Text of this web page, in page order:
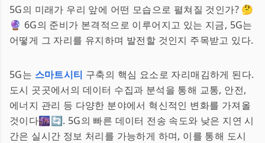
5G의 미래가 우리 앞에 어떤 모습으로 펼쳐질 것인가? 🤔
🔮 6G의 준비가 본격적으로 이루어지고 있는 지금, 5G는
어떻게 그 자리를 유지하며 발전할 것인지 주목받고 있다.
5G는 스마트시티 구축의 핵심 요소로 자리매김하게 된다.
도시 곳곳에서의 데이터 수집과 분석을 통해 교통, 안전,
에너지 관리 등 다양한 분야에서 혁신적인 변화를 가져올
것이다🌆🔄. 5G의 빠른 데이터 전송 속도와 낮은 지연 시
간은 실시간 정보 처리를 가능하게 하며, 이를 통해 도시